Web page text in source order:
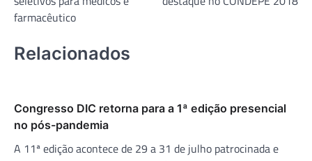
Post
farmacêutico
Relacionados
Congresso DIC retorna para a 1ª edição presencial
no pós-pandemia
A 11ª edição acontece de 29 a 31 de julho patrocinada e